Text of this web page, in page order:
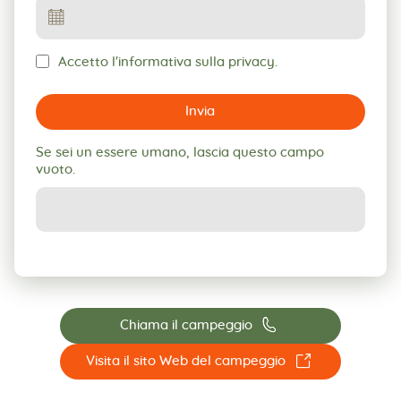
Accetto l'informativa sulla privacy.
Invia
Se sei un essere umano, lascia questo campo
vuoto.
Chiama il campeggio 📞
Visita il sito Web del campeggio ☐